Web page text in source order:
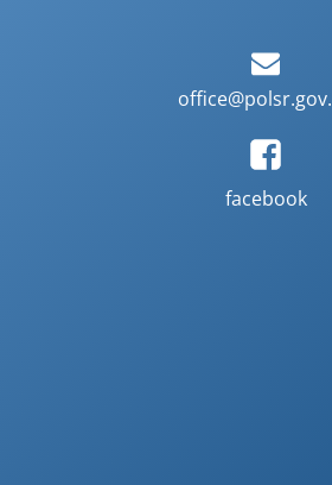
facebook